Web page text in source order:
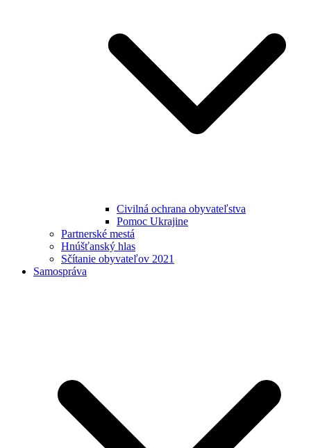
Civilná ochrana obyvateľstva
Pomoc Ukrajine
Partnerské mestá
Hnúšťanský hlas
Sčítanie obyvateľov 2021
Samospráva